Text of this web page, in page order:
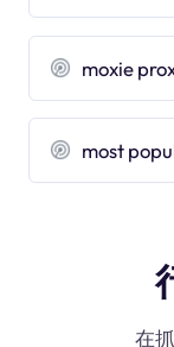
moxie
most
在